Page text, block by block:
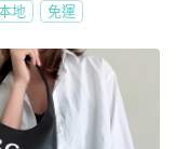
地 免運